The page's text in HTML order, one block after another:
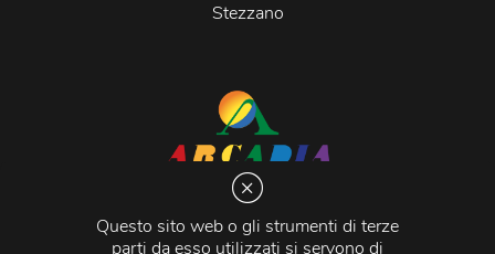
Questo sito web o gli strumenti di terze
parti da esso utilizzati si servono di
Stezzano
Via Martiri della Libertà 20066 Melzo (MI)
C.C.I.A.A. - R.E.A di Milano n. 1427910
Registro delle Imprese di Milano n. 338392 -